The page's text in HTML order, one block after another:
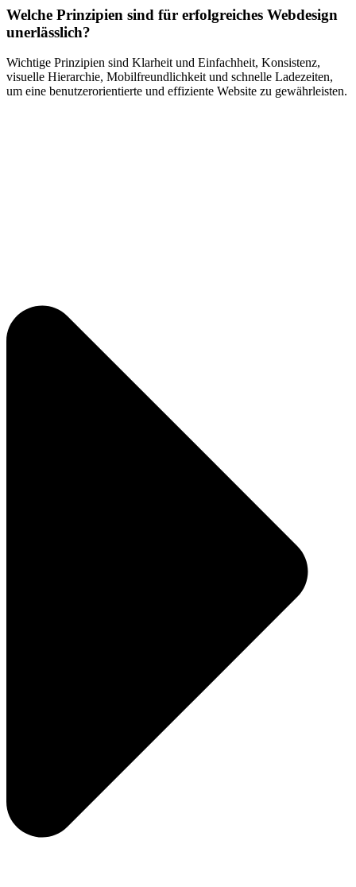
Welche Prinzipien sind für erfolgreiches Webdesign
unerlässlich?
Wichtige Prinzipien sind Klarheit und Einfachheit, Konsistenz,
visuelle Hierarchie, Mobilfreundlichkeit und schnelle Ladezeiten,
um eine benutzerorientierte und effiziente Website zu gewährleisten.